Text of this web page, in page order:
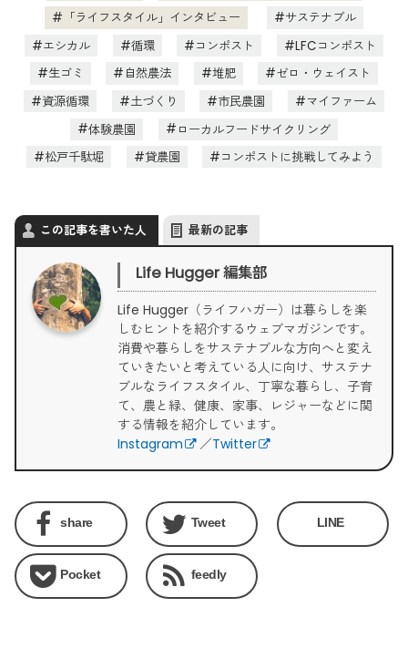
「ライフスタイル」インタビュー
サステナブル
エシカル
循環 コンポスト
LFCコンポスト
生ゴミ
自然農法 堆肥
ゼロ・ウェイスト
資源循環
土づくり 市民農園
マイファーム
体験農園
ローカルフードサイクリング
松戸千駄堀
貸農園 コンポストに挑戦してみよう
この記事を書いた人 最新の記事
Life Hugger 編集部
Life Hugger（ライフハガー）は暮らしを楽
しむヒントを紹介するウェブマガジンです。
消費や暮らしをサステナブルな方向へと変え
ていきたいと考えている人に向け、サステナ
ブルなライフスタイル、丁寧な暮らし、子育
て、農と緑、健康、家事、レジャーなどに関
する情報を紹介しています。
Instagram
／Twitter
share Tweet LINE
Pocket feedly